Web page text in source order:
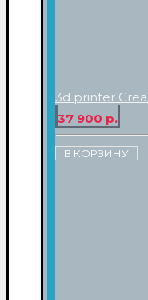
3d printer
37 900 р.
В КОРЗИНУ